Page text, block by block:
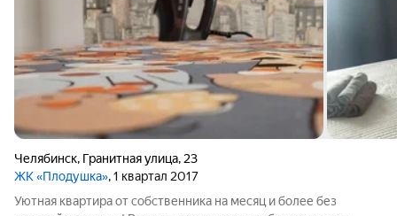
Челябинск, Гранитная улица, 23
ЖК «Плодушка», 1 квартал 2017
Уютная квартира от собственника на месяц и более без